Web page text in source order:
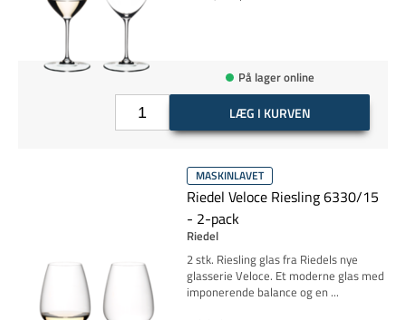
På lager online
LÆG I KURVEN
MASKINLAVET
Riedel Veloce Riesling 6330/15
- 2-pack
Riedel
2 stk. Riesling glas fra Riedels nye
glasserie Veloce. Et moderne glas med
imponerende balance og en ...